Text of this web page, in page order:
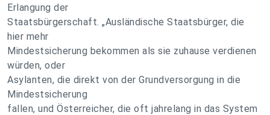
Erlangung der
Staatsbürgerschaft. „Ausländische Staatsbürger, die
hier mehr
Mindestsicherung bekommen als sie zuhause verdienen
würden, oder
Asylanten, die direkt von der Grundversorgung in die
Mindestsicherung
fallen, und Österreicher, die oft jahrelang in das System